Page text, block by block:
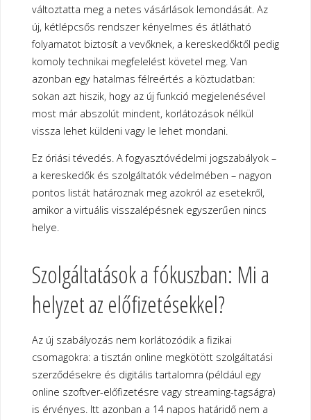
változtatta meg a netes vásárlások lemondását. Az
új, kétlépcsős rendszer kényelmes és átlátható
folyamatot biztosít a vevőknek, a kereskedőktől pedig
komoly technikai megfelelést követel meg. Van
azonban egy hatalmas félreértés a köztudatban:
sokan azt hiszik, hogy az új funkció megjelenésével
most már abszolút mindent, korlátozások nélkül
vissza lehet küldeni vagy le lehet mondani.
Ez óriási tévedés. A fogyasztóvédelmi jogszabályok –
a kereskedők és szolgáltatók védelmében – nagyon
pontos listát határoznak meg azokról az esetekről,
amikor a virtuális visszalépésnek egyszerűen nincs
helye.
Szolgáltatások a fókuszban: Mi a
helyzet az előfizetésekkel?
Az új szabályozás nem korlátozódik a fizikai
csomagokra: a tisztán online megkötött szolgáltatási
szerződésekre és digitális tartalomra (például egy
online szoftver-előfizetésre vagy streaming-tagságra)
is érvényes. Itt azonban a 14 napos határidő nem a